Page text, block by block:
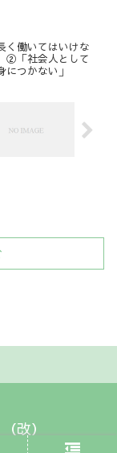
く働いてはいけな
②「社会人として
つかない」
改）